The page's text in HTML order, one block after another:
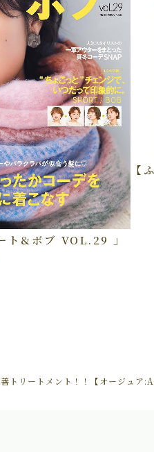
ト&ボブ VOL.29 」
【
トリートメント！！【オージュア